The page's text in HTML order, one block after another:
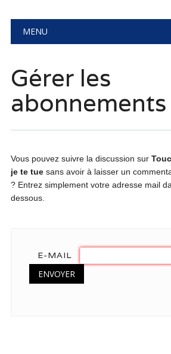
Main menu
MENU
Gérer les
abonnements
Vous pouvez suivre la discussion sur
je te tuesans avoir à laisser un
? Entrez simplement votre adresse mail
dessous.
E-MAIL